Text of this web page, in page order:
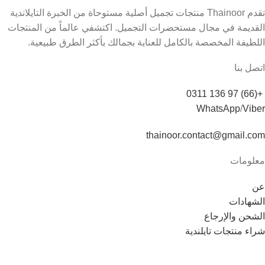
تقدم Thainoor منتجات تجميل أصلية مستوحاة من الخبرة التايلاندية
القديمة في مجال مستحضرات التجميل. اكتشفي عالماً من المنتجات
اللطيفة المخصصة بالكامل للعناية بجمالك بأكثر الطرق طبيعية.
اتصل بنا
+(66) 97 136 0311
WhatsApp/Viber
thainoor.contact@gmail.com
معلومات
عن
الشهادات
الشحن والإرجاع
شراء منتجات تايلندية